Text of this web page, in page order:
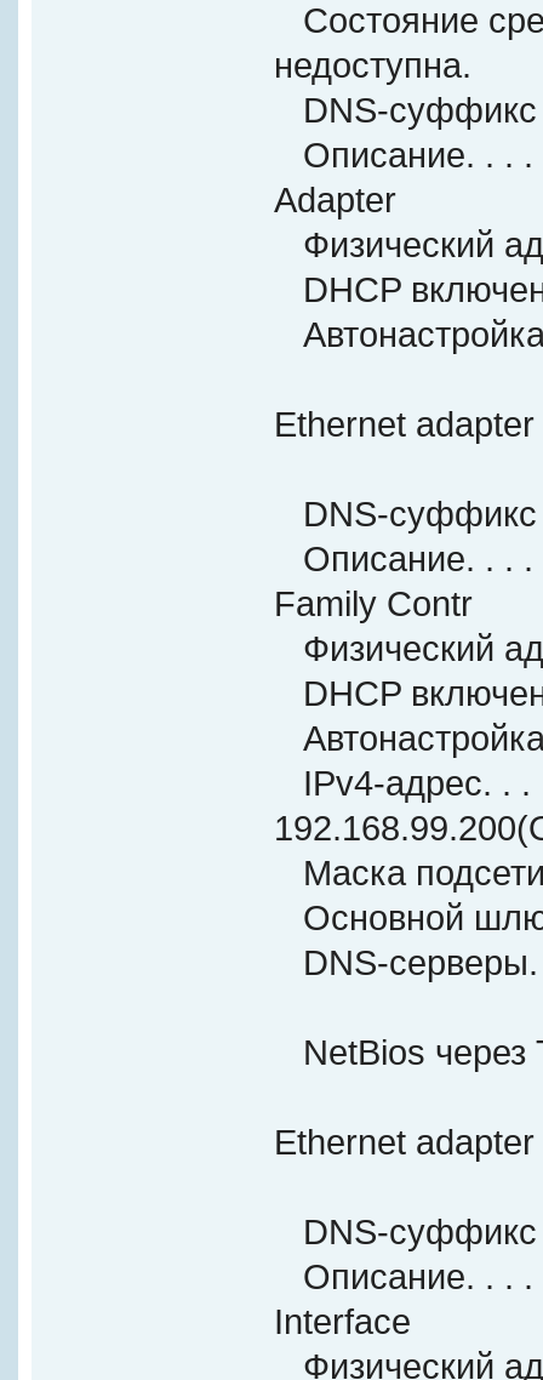
Состояние
недоступна.
DNS-суффикс
Описание. . . .
Adapter
Физический
DHCP
Ethernet
DNS-суффикс
Описание. . . .
Family Contr
Физический
DHCP
IPv4-адрес. . .
Маска
Основной
DNS-серверы.
NetBios через
Ethernet
DNS-суффикс
Описание. . . .
Interface
Физический